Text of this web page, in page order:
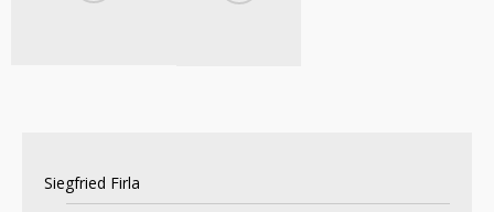
Siegfried Firla